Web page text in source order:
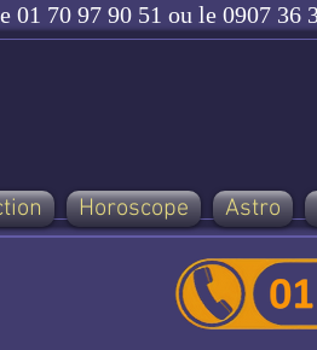
70 97 90 51 ou le 0907
Horoscope Astro